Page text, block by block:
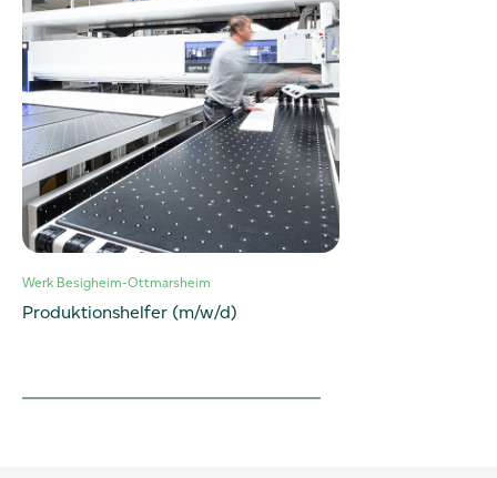
Werk Besigheim-Ottmarsheim
Produktionshelfer (m/w/d)